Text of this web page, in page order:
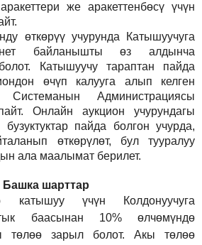
же аракеттенбөсү үчүн
өткөрүү учурунда Катышуучуга
байланышты өз алдынча
Катышуучу тараптан пайда
өчүп калууга алып келген
Системанын Администрациясы
Онлайн аукцион учурундагы
пайда болгон учурда,
өткөрүлөт, бул тууралуу
ала маалымат берилет.
Башка шарттар
катышуу үчүн Колдонуучуга
баасынан 10% өлчөмүндө
төлөө зарыл болот. Акы төлөө